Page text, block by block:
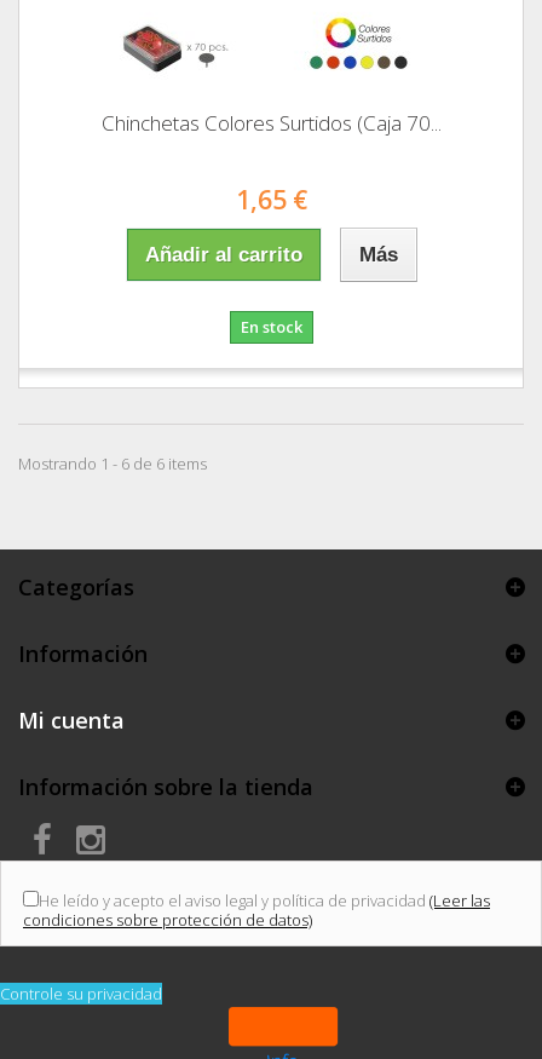
Chinchetas Colores Surtidos (Caja 70...
1,65 €
Añadir al carrito Más
En stock
Mostrando 1 - 6 de 6 items
Categorías
Información
Mi cuenta
Información sobre la tienda
He leído y acepto el aviso legal y política de privacidad (Leer las
condiciones sobre protección de datos)
Controle su privacidad